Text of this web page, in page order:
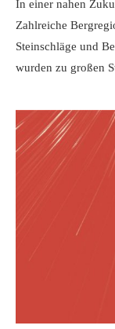
In einer nahen
Zahlreiche
Steinschläge und
wurden zu großen